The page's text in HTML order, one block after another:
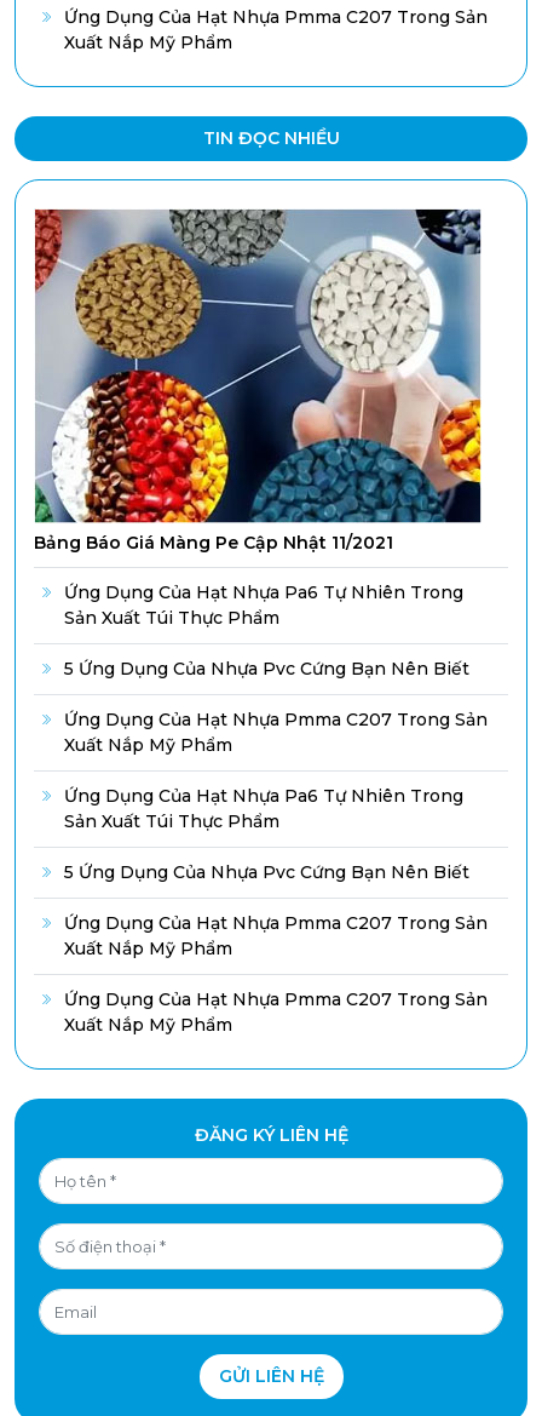
Ứng Dụng Của Hạt Nhựa Pmma C207 Trong Sản
Xuất Nắp Mỹ Phẩm
TIN ĐỌC NHIỀU
Bảng Báo Giá Màng Pe Cập Nhật 11/2021
Ứng Dụng Của Hạt Nhựa Pa6 Tự Nhiên Trong
Sản Xuất Túi Thực Phẩm
5 Ứng Dụng Của Nhựa Pvc Cứng Bạn Nên Biết
Ứng Dụng Của Hạt Nhựa Pmma C207 Trong Sản
Xuất Nắp Mỹ Phẩm
Ứng Dụng Của Hạt Nhựa Pa6 Tự Nhiên Trong
Sản Xuất Túi Thực Phẩm
5 Ứng Dụng Của Nhựa Pvc Cứng Bạn Nên Biết
Ứng Dụng Của Hạt Nhựa Pmma C207 Trong Sản
Xuất Nắp Mỹ Phẩm
Ứng Dụng Của Hạt Nhựa Pmma C207 Trong Sản
Xuất Nắp Mỹ Phẩm
ĐĂNG KÝ LIÊN HỆ
GỬI LIÊN HỆ